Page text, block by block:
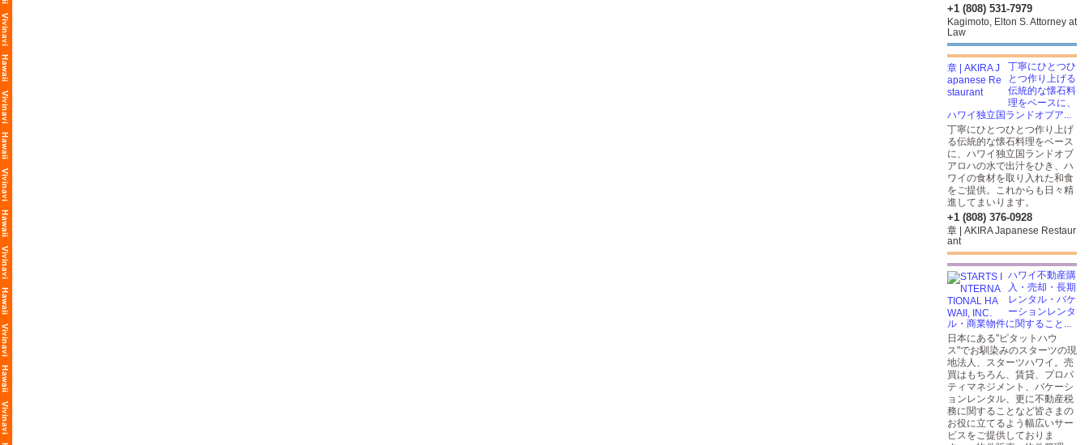
+1 (808) 531-7979
Kagimoto, Elton S. Attorney at
Law
丁寧にひとつひ
とつ作り上げる
伝統的な懐石料
理をベースに、
ハワイ独立国ランドオブア...
丁寧にひとつひとつ作り上げ
る伝統的な懐石料理をベース
に、ハワイ独立国ランドオブ
アロハの水で出汁をひき、ハ
ワイの食材を取り入れた和食
をご提供。これからも日々精
進してまいります。
+1 (808) 376-0928
章 | AKIRA Japanese Restaur
ant
ハワイ不動産購
入・売却・長期
レンタル・バケ
ーションレンタ
ル・商業物件に関すること...
日本にある"ピタットハウ
ス"でお馴染みのスターツの現
地法人、スターツハワイ。売
買はもちろん、賃貸、プロパ
ティマネジメント、バケーシ
ョンレンタル、更に不動産税
務に関することなど皆さまの
お役に立てるよう幅広いサー
ビスをご提供しておりま